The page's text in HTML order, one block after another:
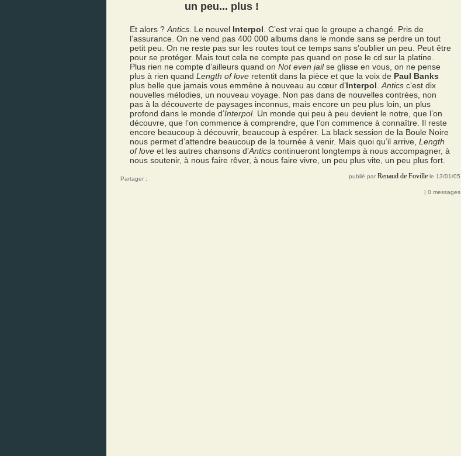
un peu... plus !
Et alors ? Antics . Le nouvel Interpol . C’est vrai que le groupe a changé. Pris de
l’assurance. On ne vend pas 400 000 albums dans le monde sans se perdre un tout
petit peu. On ne reste pas sur les routes tout ce temps sans s’oublier un peu. Peut être
pour se protéger. Mais tout cela ne compte pas quand on pose le cd sur la platine.
Plus rien ne compte d’ailleurs quand on Not even jailse glisse en vous, on ne pense
plus à rien quand Length of love retentit dans la pièce et que la voix de Paul Banks
plus belle que jamais vous emmène à nouveau au cœur d’Interpol Antics c’est dix
nouvelles mélodies, un nouveau voyage. Non pas dans de nouvelles contrées, non
pas à la découverte de paysages inconnus, mais encore un peu plus loin, un plus
profond dans le monde d’Interpol. Un monde qui peu à peu devient le notre, que l’on
découvre, que l’on commence à comprendre, que l’on commence à connaître. Il reste
encore beaucoup à découvrir, beaucoup à espérer. La black session de la Boule Noire
nous permet d’attendre beaucoup de la tournée à venir. Mais quoi qu’il arrive, Length
of love et les autres chansons d’Antics continueront longtemps à nous accompagner, à
nous soutenir, à nous faire rêver, à nous faire vivre, un peu plus vite, un peu plus fort.
Partager : publié par Renaud de Foville le 13/01/05
| 0 messages